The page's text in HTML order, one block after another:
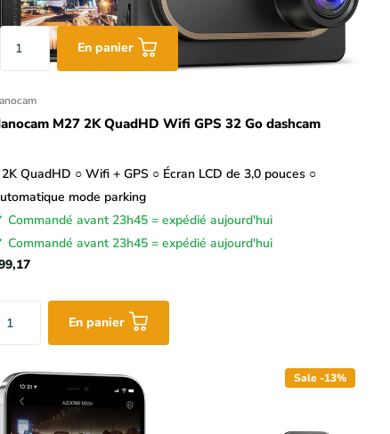
En panier
M27 2K QuadHD Wifi GPS 32 Go dashcam
QuadHD ○ Wifi + GPS ○ Écran LCD de 3,0 pouces ○
mode parking
Commandé avant 23h45 = expédié aujourd'hui
Commandé avant 23h45 = expédié aujourd'hui
En panier
Sale -13%